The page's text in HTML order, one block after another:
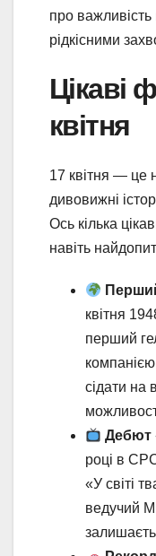
про важливість
рідкісними
Цікаві
квітня
17 квітня — це
дивовижні
Ось кілька
навіть
квітня
перший
сідати на
Дебют
році в
«У світі
ведучий